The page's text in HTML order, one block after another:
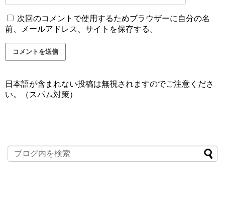
次回のコメントで使用するためブラウザーに自分の名
前、メールアドレス、サイトを保存する。
日本語が含まれない投稿は無視されますのでご注意くださ
い。（スパム対策）